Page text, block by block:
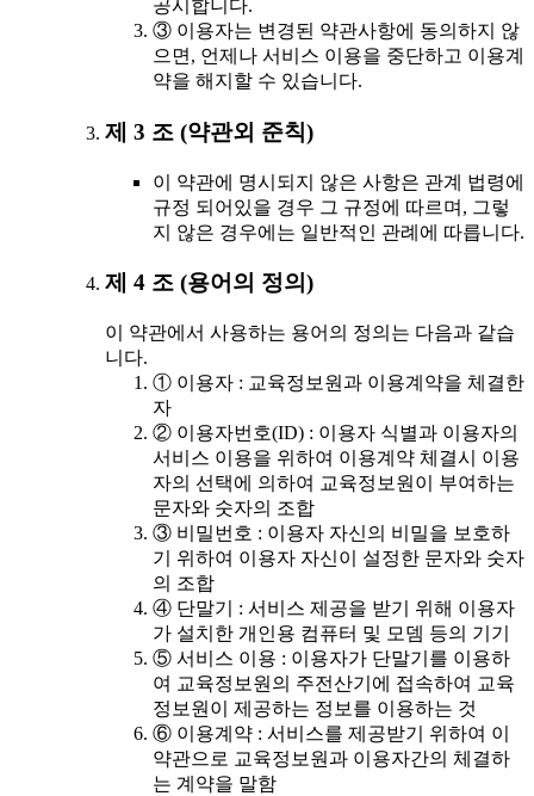
공시합니다.
③ 이용자는 변경된 약관사항에 동의하지 않
으면, 언제나 서비스 이용을 중단하고 이용계
약을 해지할 수 있습니다.
제 3 조 (약관외 준칙)
이 약관에 명시되지 않은 사항은 관계 법령에
규정 되어있을 경우 그 규정에 따르며, 그렇
지 않은 경우에는 일반적인 관례에 따릅니다.
제 4 조 (용어의 정의)
이 약관에서 사용하는 용어의 정의는 다음과 같습
니다.
① 이용자 : 교육정보원과 이용계약을 체결한
자
② 이용자번호(ID) : 이용자 식별과 이용자의
서비스 이용을 위하여 이용계약 체결시 이용
자의 선택에 의하여 교육정보원이 부여하는
문자와 숫자의 조합
③ 비밀번호 : 이용자 자신의 비밀을 보호하
기 위하여 이용자 자신이 설정한 문자와 숫자
의 조합
④ 단말기 : 서비스 제공을 받기 위해 이용자
가 설치한 개인용 컴퓨터 및 모뎀 등의 기기
⑤ 서비스 이용 : 이용자가 단말기를 이용하
여 교육정보원의 주전산기에 접속하여 교육
정보원이 제공하는 정보를 이용하는 것
⑥ 이용계약 : 서비스를 제공받기 위하여 이
약관으로 교육정보원과 이용자간의 체결하
는 계약을 말함